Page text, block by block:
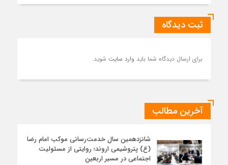
ثبت دیدگاه
برای ارسال دیدگاه شما باید وارد سایت شوید.
آخرین مطالب
شانزدهمین سال خدمت‌رسانی موکب امام رضا
(ع) پتروشیمی اروند؛ روایتی از مسئولیت
اجتماعی در مسیر اربعین